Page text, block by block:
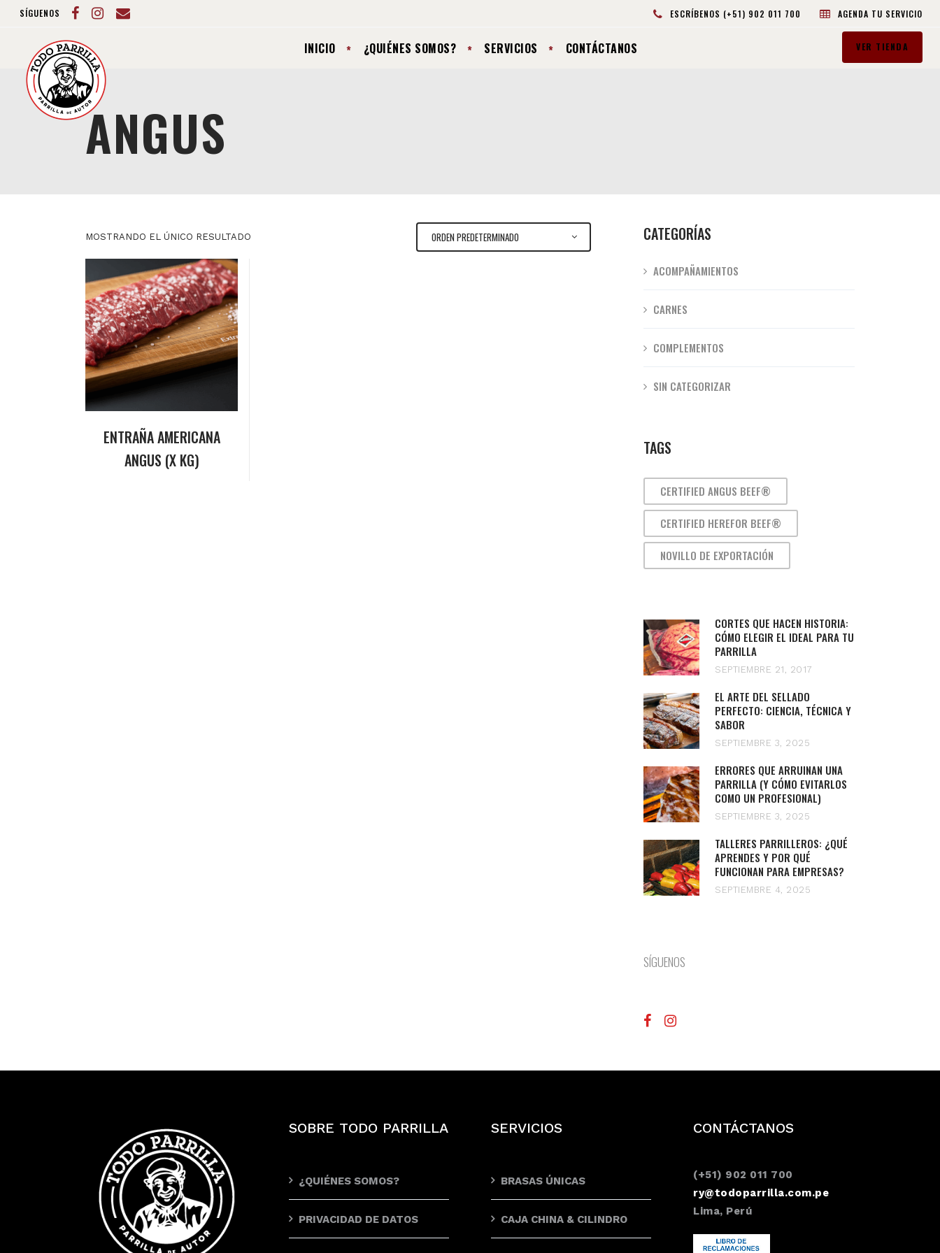
SÍGUENOS ESCRÍBENOS (+51) 902 011 700 AGENDA TU SERVICIO
INICIO ¿QUIÉNES SOMOS? SERVICIOS CONTÁCTANOS VER TIENDA
ANGUS
MOSTRANDO EL ÚNICO RESULTADO ORDEN PREDETERMINADO
ENTRAÑA AMERICANA
ANGUS (X KG)
CATEGORÍAS
ACOMPAÑAMIENTOS
CARNES
COMPLEMENTOS
SIN CATEGORIZAR
TAGS
CERTIFIED ANGUS BEEF®
CERTIFIED HEREFOR BEEF®
NOVILLO DE EXPORTACIÓN
CORTES QUE HACEN HISTORIA:
CÓMO ELEGIR EL IDEAL PARA TU
PARRILLA
SEPTIEMBRE 21, 2017
EL ARTE DEL SELLADO
PERFECTO: CIENCIA, TÉCNICA Y
SABOR
SEPTIEMBRE 3, 2025
ERRORES QUE ARRUINAN UNA
PARRILLA (Y CÓMO EVITARLOS
COMO UN PROFESIONAL)
SEPTIEMBRE 3, 2025
TALLERES PARRILLEROS: ¿QUÉ
APRENDES Y POR QUÉ
FUNCIONAN PARA EMPRESAS?
SEPTIEMBRE 4, 2025
SÍGUENOS
SOBRE TODO PARRILLA
¿QUIÉNES SOMOS?
PRIVACIDAD DE DATOS
SERVICIOS
BRASAS ÚNICAS
CAJA CHINA & CILINDRO
CONTÁCTANOS
(+51) 902 011 700
ry@todoparrilla.com.pe
Lima, Perú